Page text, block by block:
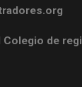
Colegio de